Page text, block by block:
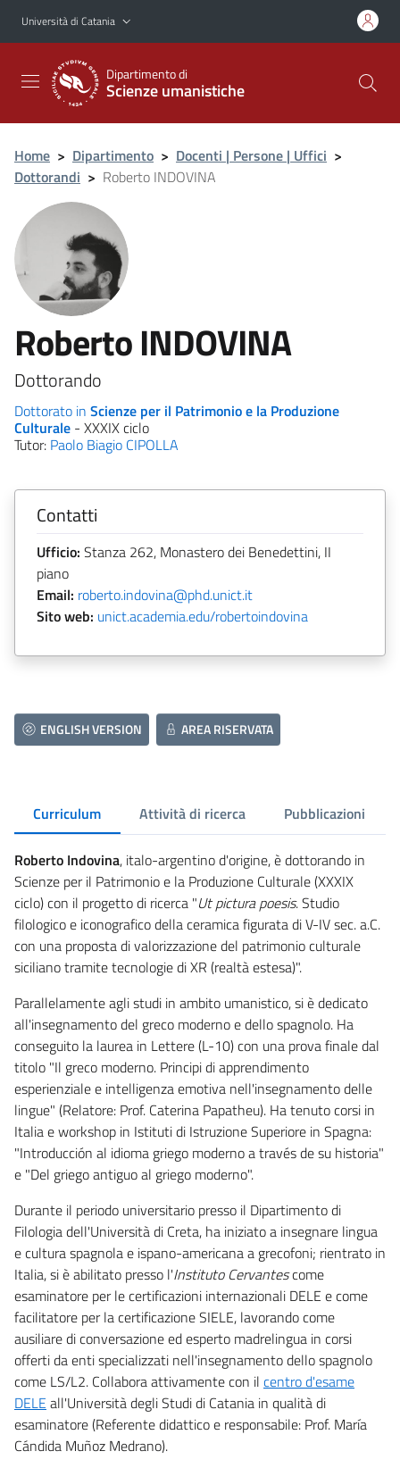
Vai al contenuto principale
Vai al menu di navigazione
Università di Catania
Dipartimento di
Scienze umanistiche
Home > Dipartimento > Docenti | Persone | Uffici >
Dottorandi > Roberto INDOVINA
Roberto INDOVINA
Dottorando
Dottorato in Scienze per il Patrimonio e la Produzione
Culturale - XXXIX ciclo
Tutor: Paolo Biagio CIPOLLA
Contatti
Ufficio: Stanza 262, Monastero dei Benedettini, II
piano
Email: roberto.indovina@phd.unict.it
Sito web: unict.academia.edu/robertoindovina
ENGLISH VERSION AREA RISERVATA
Curriculum Attività di ricerca Pubblicazioni
Roberto Indovina, italo-argentino d'origine, è dottorando in
Scienze per il Patrimonio e la Produzione Culturale (XXXIX
ciclo) con il progetto di ricerca "Ut pictura poesis. Studio
filologico e iconografico della ceramica figurata di V-IV sec. a.C.
con una proposta di valorizzazione del patrimonio culturale
siciliano tramite tecnologie di XR (realtà estesa)".
Parallelamente agli studi in ambito umanistico, si è dedicato
all'insegnamento del greco moderno e dello spagnolo. Ha
conseguito la laurea in Lettere (L-10) con una prova finale dal
titolo "Il greco moderno. Principi di apprendimento
esperienziale e intelligenza emotiva nell'insegnamento delle
lingue" (Relatore: Prof. Caterina Papatheu). Ha tenuto corsi in
Italia e workshop in Istituti di Istruzione Superiore in Spagna:
"Introducción al idioma griego moderno a través de su historia"
e "Del griego antiguo al griego moderno".
Durante il periodo universitario presso il Dipartimento di
Filologia dell'Università di Creta, ha iniziato a insegnare lingua
e cultura spagnola e ispano-americana a grecofoni; rientrato in
Italia, si è abilitato presso l'Instituto Cervantescome
esaminatore per le certificazioni internazionali DELE e come
facilitatore per la certificazione SIELE, lavorando come
ausiliare di conversazione ed esperto madrelingua in corsi
offerti da enti specializzati nell'insegnamento dello spagnolo
come LS/L2. Collabora attivamente con il centro d'esame
DELE all'Università degli Studi di Catania in qualità di
esaminatore (Referente didattico e responsabile: Prof. María
Cándida Muñoz Medrano).